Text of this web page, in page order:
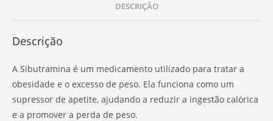
DESCRIÇÃO
Descrição
A Sibutramina é um medicamento utilizado para tratar a
obesidade e o excesso de peso. Ela funciona como um
supressor de apetite, ajudando a reduzir a ingestão calórica
e a promover a perda de peso.